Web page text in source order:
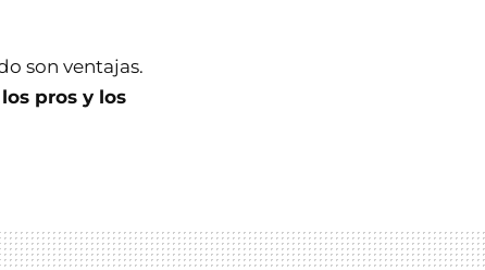
son ventajas.
pros y los